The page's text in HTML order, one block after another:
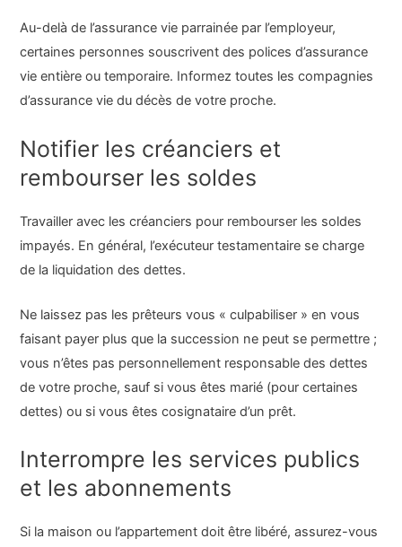
Au-delà de l’assurance vie parrainée par l’employeur,
certaines personnes souscrivent des polices d’assurance
vie entière ou temporaire. Informez toutes les compagnies
d’assurance vie du décès de votre proche.
Notifier les créanciers et
rembourser les soldes
Travailler avec les créanciers pour rembourser les soldes
impayés. En général, l’exécuteur testamentaire se charge
de la liquidation des dettes.
Ne laissez pas les prêteurs vous « culpabiliser » en vous
faisant payer plus que la succession ne peut se permettre ;
vous n’êtes pas personnellement responsable des dettes
de votre proche, sauf si vous êtes marié (pour certaines
dettes) ou si vous êtes cosignataire d’un prêt.
Interrompre les services publics
et les abonnements
Si la maison ou l’appartement doit être libéré, assurez-vous